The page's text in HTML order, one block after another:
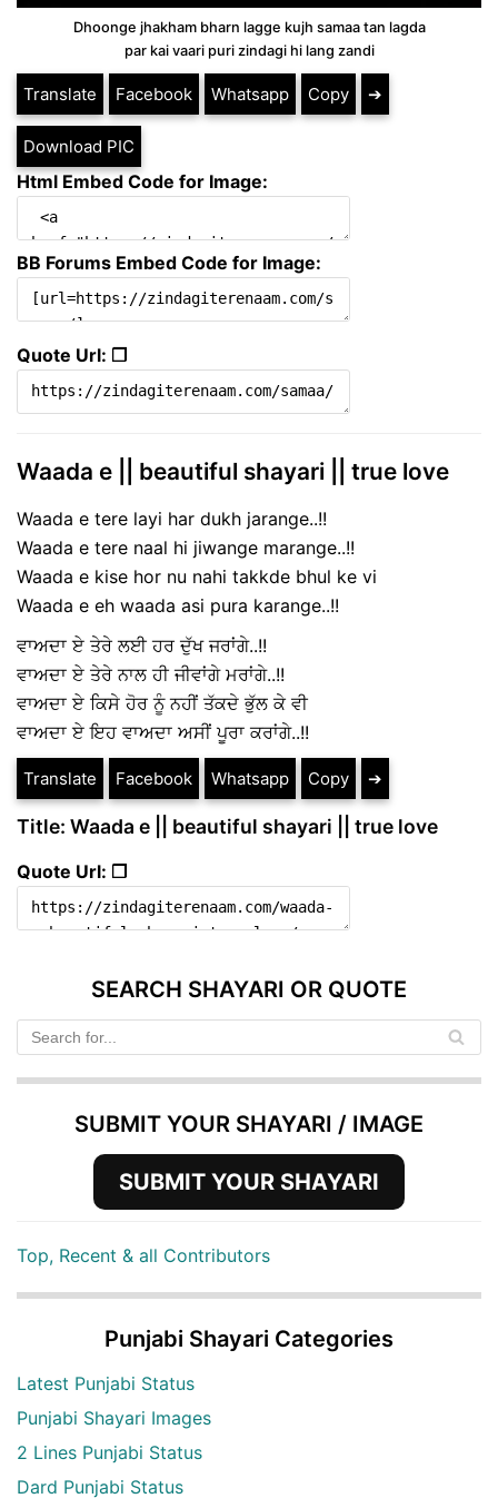
Dhoonge jhakham bharn lagge kujh samaa tan lagda
par kai vaari puri zindagi hi lang zandi
Translate Facebook Whatsapp Copy ➔
Download PIC
Html Embed Code for Image:
BB Forums Embed Code for Image:
Quote Url: ❐
Waada e || beautiful shayari || true love
Waada e tere layi har dukh jarange..!!
Waada e tere naal hi jiwange marange..!!
Waada e kise hor nu nahi takkde bhul ke vi
Waada e eh waada asi pura karange..!!
ਵਾਅਦਾ ਏ ਤੇਰੇ ਲਈ ਹਰ ਦੁੱਖ ਜਰਾਂਗੇ..!!
ਵਾਅਦਾ ਏ ਤੇਰੇ ਨਾਲ ਹੀ ਜੀਵਾਂਗੇ ਮਰਾਂਗੇ..!!
ਵਾਅਦਾ ਏ ਕਿਸੇ ਹੋਰ ਨੂੰ ਨਹੀਂ ਤੱਕਦੇ ਭੁੱਲ ਕੇ ਵੀ
ਵਾਅਦਾ ਏ ਇਹ ਵਾਅਦਾ ਅਸੀਂ ਪੂਰਾ ਕਰਾਂਗੇ..!!
Translate Facebook Whatsapp Copy ➔
Title: Waada e || beautiful shayari || true love
Quote Url: ❐
SEARCH SHAYARI OR QUOTE
SUBMIT YOUR SHAYARI / IMAGE
SUBMIT YOUR SHAYARI
Top, Recent & all Contributors
Punjabi Shayari Categories
Latest Punjabi Status
Punjabi Shayari Images
2 Lines Punjabi Status
Dard Punjabi Status